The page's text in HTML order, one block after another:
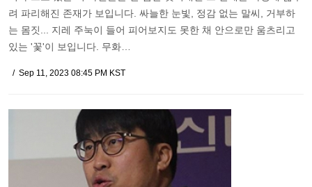
려 파리해진 존재가 보입니다. 싸늘한 눈빛, 정감 없는 말씨, 거부하
는 몸짓... 지레 주눅이 들어 피어보지도 못한 채 안으로만 움츠리고
있는 '꽃'이 보입니다. 무화…
Sep 11, 2023 08:45 PM KST